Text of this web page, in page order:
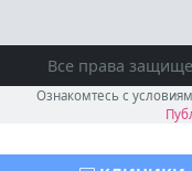
Все права
Ознакомтесь с